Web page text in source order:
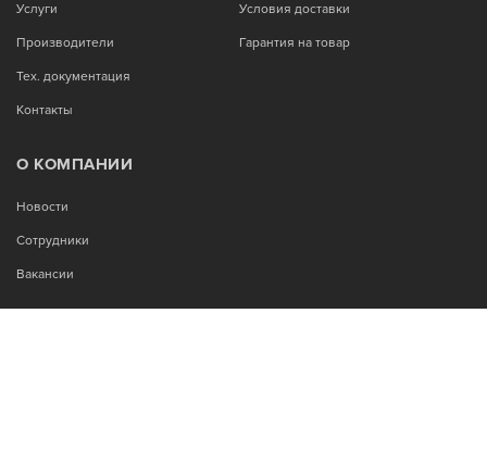
Услуги
Производители
Тех. документация
Контакты
Условия доставки
Гарантия на товар
О КОМПАНИИ
Новости
Сотрудники
Вакансии